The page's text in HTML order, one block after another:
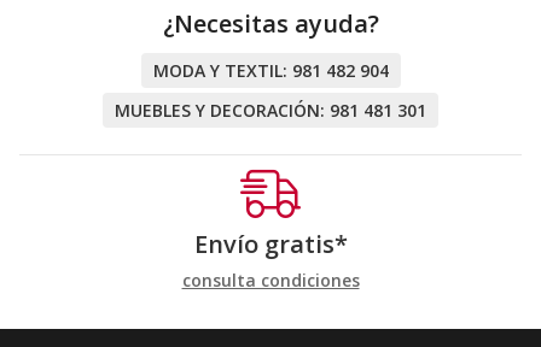
¿Necesitas ayuda?
MODA Y TEXTIL: 981 482 904
MUEBLES Y DECORACIÓN: 981 481 301
Envío gratis*
consulta condiciones